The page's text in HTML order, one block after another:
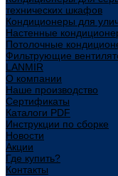
технических шкафов
Кондиционеры для
Настенные
Потолочные
Фильтрующие
LANMIR
О компании
Наше производство
Сертификаты
Каталоги PDF
Инструкции по сборке
Новости
Акции
Где купить?
Контакты